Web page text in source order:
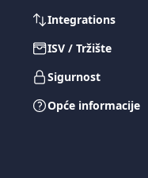
Integrations
ISV / Tržište
Sigurnost
Opće informacije